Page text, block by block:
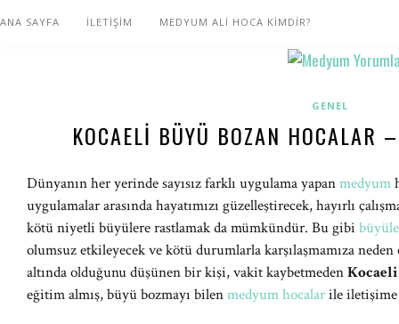
ANA SAYFA İLETİŞİM MEDYUM ALİ HOCA KİMDİR?
GENEL
KOCAELI BÜYÜ BOZAN HOCALAR
Dünyanın her yerinde sayısız farklı uygulama yapanmedyum
uygulamalar arasında hayatımızı güzelleştirecek, hayırlı
kötü niyetli büyülere rastlamak da mümkündür. Bu gibi
olumsuz etkileyecek ve kötü durumlarla karşılaşmamıza
altında olduğunu düşünen bir kişi, vakit kaybetmedenKocaeli
eğitim almış, büyü bozmayı bilenmedyum hocalarile iletişime